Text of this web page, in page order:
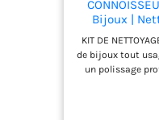
Bijoux |
Polissage
KIT DE
de bijoux tout
un polissage
nettoyant
formulé pour